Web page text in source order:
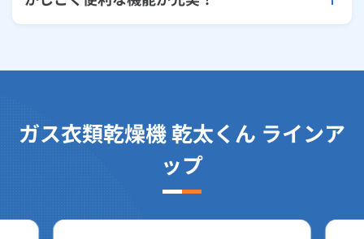
ガス衣類乾燥機 乾太くん ラインア
ップ